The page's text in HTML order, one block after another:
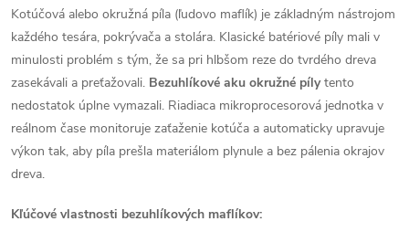
a
c
i
e
p
r
Kotúčová alebo okružná píla (ľudovo maflík) je základným nástrojom
každého tesára, pokrývača a stolára. Klasické batériové píly mali v
minulosti problém s tým, že sa pri hlbšom reze do tvrdého dreva
zasekávali a preťažovali. Bezuhlíkové aku okružné pílytento
nedostatok úplne vymazali. Riadiaca mikroprocesorová jednotka v
reálnom čase monitoruje zaťaženie kotúča a automaticky upravuje
výkon tak, aby píla prešla materiálom plynule a bez pálenia okrajov
dreva.
Kľúčové vlastnosti bezuhlíkových maflíkov: